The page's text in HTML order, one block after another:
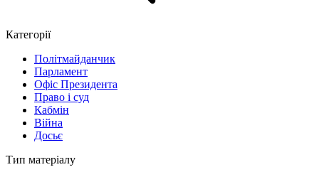
Категорії
Політмайданчик
Парламент
Офіс Президента
Право і суд
Кабмін
Війна
Досьє
Тип матеріалу